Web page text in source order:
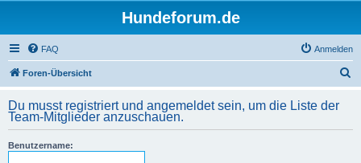
Hundeforum.de
FAQ Anmelden
Foren-Übersicht
h
Du musst registriert und angemeldet sein, um die Liste der
Team-Mitglieder anzuschauen.
Benutzername: